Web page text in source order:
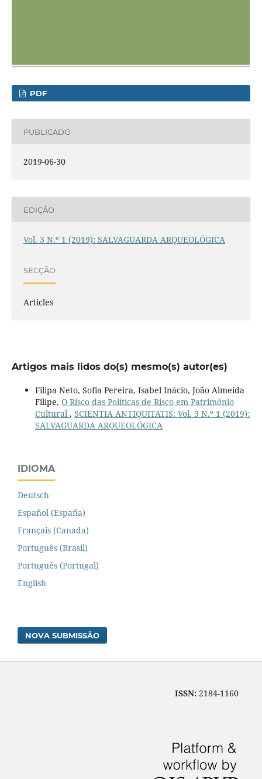
PDF
PUBLICADO
2019-06-30
EDIÇÃO
Vol. 3 N.º 1 (2019): SALVAGUARDA ARQUEOLÓGICA
SECÇÃO
Articles
Artigos mais lidos do(s) mesmo(s) autor(es)
Filipa Neto, Sofia Pereira, Isabel Inácio, João Almeida
Filipe, O Risco das Políticas de Risco em Património
Cultural , SCIENTIA ANTIQUITATIS: Vol. 3 N.º 1 (2019):
SALVAGUARDA ARQUEOLÓGICA
IDIOMA
Deutsch
Español (España)
Français (Canada)
Português (Brasil)
Português (Portugal)
English
NOVA SUBMISSÃO
ISSN: 2184-1160